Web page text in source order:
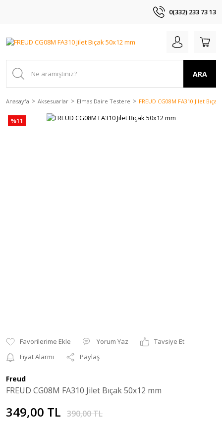
0(332) 233 73 13
ARA
Anasayfa Aksesuarlar Elmas Daire Testere FREUD CG08M FA310 Jilet
%11
Yorum Yaz
Tavsiye Et
Fiyat Alarmı
Paylaş
Freud
FREUD CG08M FA310 Jilet Bıçak 50x12 mm
349,00 TL 390,00 TL